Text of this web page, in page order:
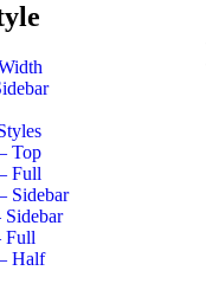
Top
Full
Sidebar
Full
Half